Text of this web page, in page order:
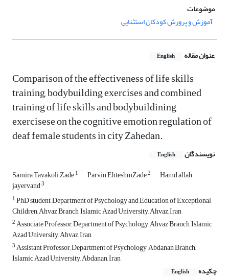
موضوعات
آموزش و پرورش کودکان استثنایی
عنوان مقاله English
Comparison of the effectiveness of life skills
training, bodybuilding exercises and combined
training of life skills and bodybuildining
exercisese on the cognitive emotion regulation of
deaf female students in city Zahedan.
نویسندگان English
Samira Tavakoli Zade1 Parvin EhteshmZade2 Hamd allah
jayervand3
1PhD student, Department of Psychology and Education of Exceptional
Children, Ahvaz Branch, Islamic Azad University, Ahvaz, Iran
2Associate Professor, Department of Psychology, Ahvaz Branch, Islamic
Azad University, Ahvaz, Iran
3Assistant Professor, Department of Psychology, Abdanan Branch,
Islamic Azad University, Abdanan, Iran
چکیده
English